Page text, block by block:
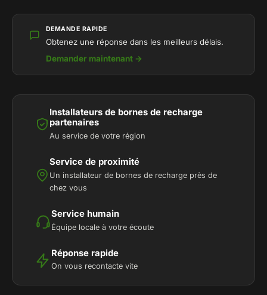
DEMANDE RAPIDE
Obtenez une réponse dans les meilleurs délais.
Demander maintenant →
Installateurs de bornes de recharge
partenaires
Au service de votre région
Service de proximité
Un installateur de bornes de recharge près de
chez vous
Service humain
Équipe locale à votre écoute
Réponse rapide
On vous recontacte vite